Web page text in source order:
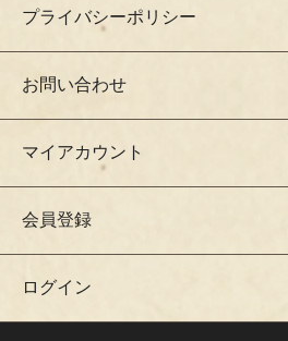
プライバシーポリシー
お問い合わせ
マイアカウント
会員登録
ログイン